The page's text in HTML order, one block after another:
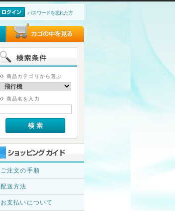
パスワードを忘れた方
商品カテゴリから選ぶ
商品名を入力
ご注文の手順
配送方法
お支払いについて